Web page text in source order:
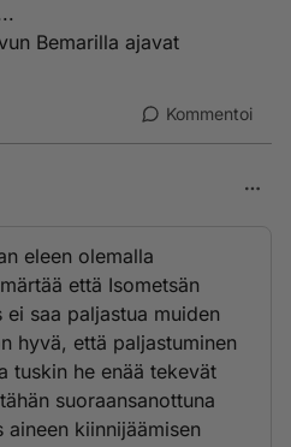
Bemarilla ajavat
Kommentoi
eleen olemalla
että Isometsän
saa paljastua muiden
hyvä, että paljastuminen
tuskin he enää tekevät
suoraansanottuna
aineen kiinnijäämisen